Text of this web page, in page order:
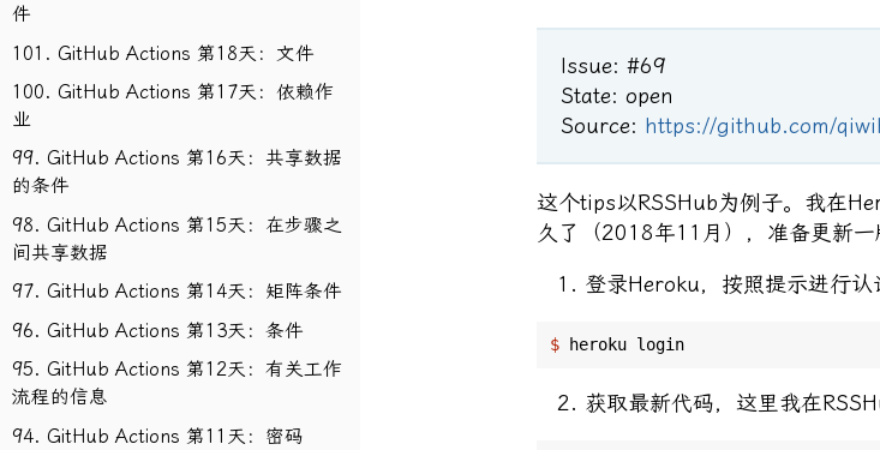
件
101. GitHub Actions 第18天：文件
100. GitHub Actions 第17天：依赖作
业
99. GitHub Actions 第16天：共享数据
的条件
98. GitHub Actions 第15天：在步骤之
间共享数据
97. GitHub Actions 第14天：矩阵条件
96. GitHub Actions 第13天：条件
95. GitHub Actions 第12天：有关工作
流程的信息
94. GitHub Actions 第11天：密码
Issue: #69
State: open
Source: https://github.com/
这个tips以RSSHub为例子。我在
久了（2018年11月），准备更新一
登录Heroku，按照提示进行认
$ heroku login
获取最新代码，这里我在